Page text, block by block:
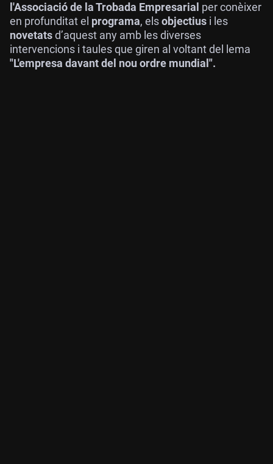
l'Associació de la Trobada Empresarial per conèixer
en profunditat el programa, elsobjectius i les
novetatsd’aquest any amb les diverses
intervencions i taules que giren al voltant del lema
"L'empresa davant del nou ordre mundial".